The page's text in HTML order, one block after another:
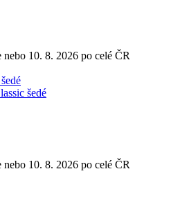
10. 8. 2026 po celé ČR
šedé
10. 8. 2026 po celé ČR